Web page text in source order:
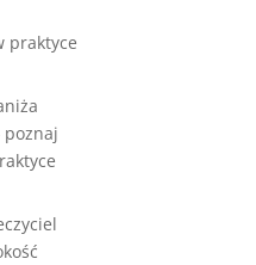
praktyce
poznaj